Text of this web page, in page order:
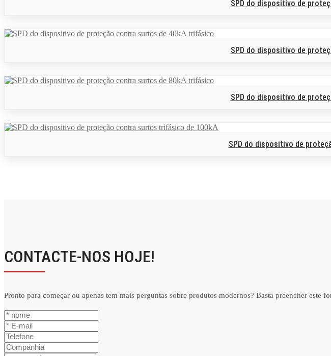
SPD do dispositivo de
SPD do dispositivo de
SPD do dispositivo de
SPD do dispositivo de
CONTACTE-NOS HOJE!
Pronto para começar ou apenas tem mais perguntas sobre produtos modernos? Basta preencher este